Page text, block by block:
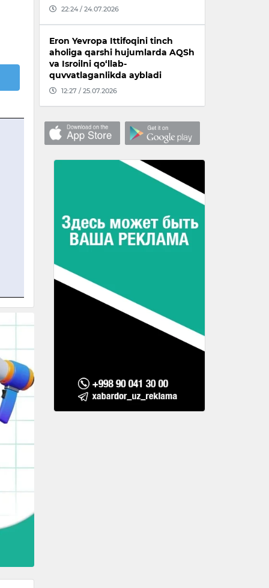
22:24 / 24.07.2026
Eron Yevropa Ittifoqini tinch
aholiga qarshi hujumlarda AQSh
va Isroilni qo‘llab-
quvvatlaganlikda aybladi
12:27 / 25.07.2026